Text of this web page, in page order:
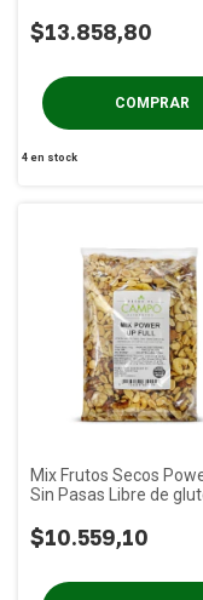
$13.858,80
4en stock
Mix Frutos Secos
Sin Pasas Libre de
$10.559,10